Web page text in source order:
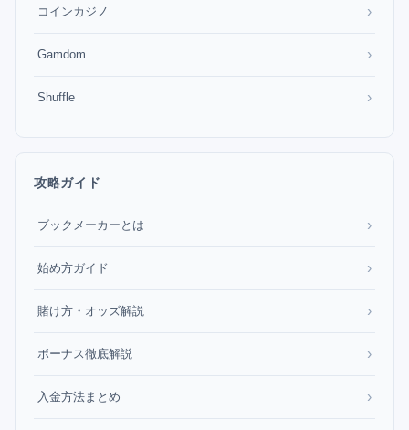
コインカジノ ›
Gamdom ›
Shuffle ›
攻略ガイド
ブックメーカーとは ›
始め方ガイド ›
賭け方・オッズ解説 ›
ボーナス徹底解説 ›
入金方法まとめ ›